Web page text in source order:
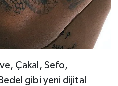
Çakal, Sefo,
gibi yeni dijital